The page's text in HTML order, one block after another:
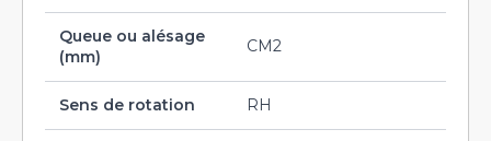
Queue ou alésage
(mm)
CM2
Sens de rotation RH